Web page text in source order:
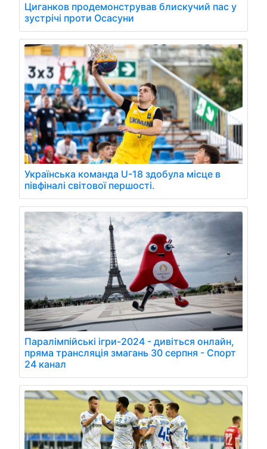
Циганков продемонстрував блискучий пас у
зустрічі проти Осасуни
Українська команда U-18 здобула місце в
півфіналі світової першості.
Паралімпійські ігри-2024 - дивіться онлайн,
пряма трансляція змагань 30 серпня - Спорт
24 канал